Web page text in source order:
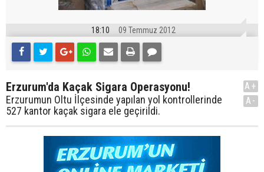
18:10 09 Temmuz 2012
Erzurum'da Kaçak Sigara Operasyonu!
Erzurumun Oltu İlçesinde yapılan yol kontrollerinde
527 kantor kaçak sigara ele geçirildi.
A+
A-